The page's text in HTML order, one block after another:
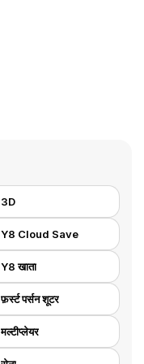
3D
Y8 Cloud Save
Y8 खाता
फ़र्स्ट पर्सन शूटर
मल्टीप्लेयर